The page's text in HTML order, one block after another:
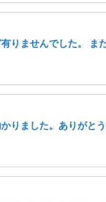
りませんでした。 ま
りました。ありがとう